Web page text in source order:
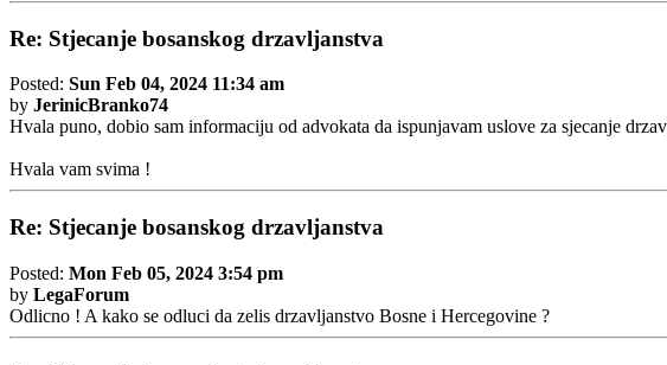
Re: Stjecanje bosanskog drzavljanstva
Posted: Sun Feb 04, 2024 11:34 am
by JerinicBranko74
Hvala puno, dobio sam informaciju od advokata da ispunjavam uslove za sjecanje
Hvala vam svima !
Re: Stjecanje bosanskog drzavljanstva
Posted: Mon Feb 05, 2024 3:54 pm
by LegaForum
Odlicno ! A kako se odluci da zelis drzavljanstvo Bosne i Hercegovine ?